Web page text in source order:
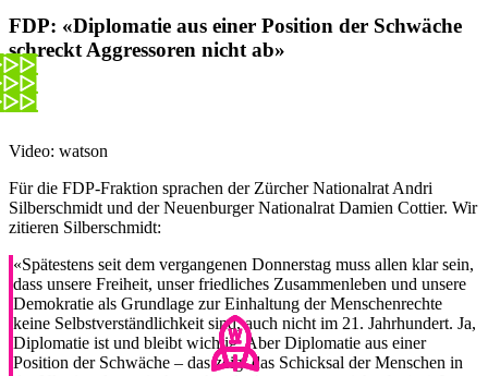
FDP: «Diplomatie aus einer Position der Schwäche
schreckt Aggressoren nicht ab»
Video: watson
Für die FDP-Fraktion sprachen der Zürcher Nationalrat Andri
Silberschmidt und der Neuenburger Nationalrat Damien Cottier. Wir
zitieren Silberschmidt:
«Spätestens seit dem vergangenen Donnerstag muss allen klar sein,
dass unsere Freiheit, unser friedliches Zusammenleben und unsere
Demokratie als Grundlage zur Einhaltung der Menschenrechte
keine Selbstverständlichkeit sind, auch nicht im 21. Jahrhundert. Ja,
Diplomatie ist und bleibt wichtig. Aber Diplomatie aus einer
Position der Schwäche – das zeigt das Schicksal der Menschen in